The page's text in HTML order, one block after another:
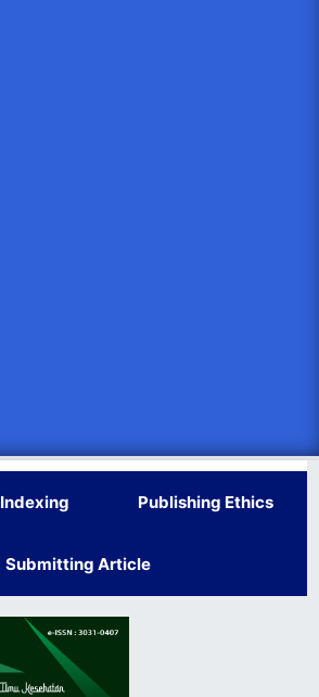
Indexing Publishing Ethics
Submitting Article